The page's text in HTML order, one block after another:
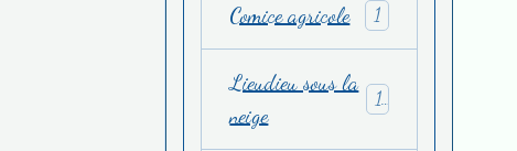
Comice agricole 1
Lieudieu sous la
neige
1